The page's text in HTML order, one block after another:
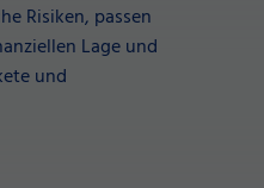
Risiken, passen
Lage und
und